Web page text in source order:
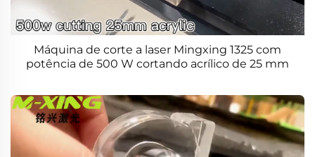
Máquina de corte a laser Mingxing 1325 com
potência de 500 W cortando acrílico de 25 mm